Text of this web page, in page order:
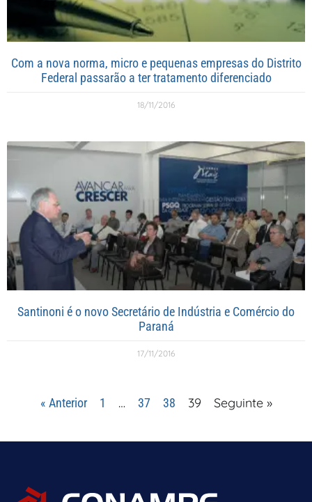
Com a nova norma, micro e pequenas empresas do Distrito
Federal passarão a ter tratamento diferenciado
18/11/2016
Santinoni é o novo Secretário de Indústria e Comércio do
Paraná
17/11/2016
« Anterior 1 … 37 38 39 Seguinte »